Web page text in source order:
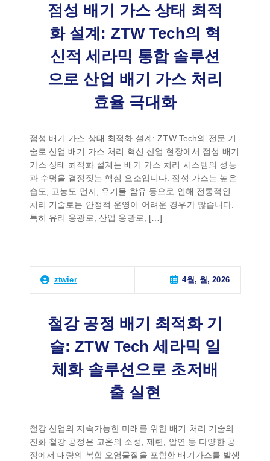
점성 배기 가스 상태 최적
화 설계: ZTW Tech의 혁
신적 세라믹 통합 솔루션
으로 산업 배기 가스 처리
효율 극대화
점성 배기 가스 상태 최적화 설계: ZTW Tech의 전문 기
술로 산업 배기 가스 처리 혁신 산업 현장에서 점성 배기
가스 상태 최적화 설계는 배기 가스 처리 시스템의 성능
과 수명을 결정짓는 핵심 요소입니다. 점성 가스는 높은
습도, 고농도 먼지, 유기물 함유 등으로 인해 전통적인
처리 기술로는 안정적 운영이 어려운 경우가 많습니다.
특히 유리 용광로, 산업 용광로, […]
ztwier 4월, 월, 2026
철강 공정 배기 최적화 기
술: ZTW Tech 세라믹 일
체화 솔루션으로 초저배
출 실현
철강 산업의 지속가능한 미래를 위한 배기 처리 기술의
진화 철강 공정은 고온의 소성, 제련, 압연 등 다양한 공
정에서 대량의 복합 오염물질을 포함한 배기가스를 발생